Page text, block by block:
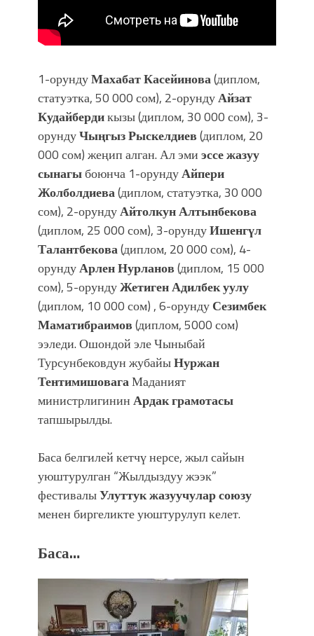
1-орундуМахабат Касейинова(диплом,
статуэтка, 50 000 сом), 2-орундуАйзат
Кудайбердикызы (диплом, 30 000 сом), 3-
орундуЧыңгыз Рыскелдиев(диплом, 20
000 сом) жеңип алган. Ал эмиэссе жазуу
сынагыбоюнча 1-орундуАйпери
Жолболдиева(диплом, статуэтка, 30 000
сом), 2-орундуАйтолкун Алтынбекова
(диплом, 25 000 сом), 3-орундуИшенгүл
Талантбекова(диплом, 20 000 сом), 4-
орундуАрлен Нурланов(диплом, 15 000
сом), 5-орундуЖетиген Адилбек уулу
(диплом, 10 000 сом) , 6-орундуСезимбек
Маматибраимов(диплом, 5000 сом)
ээледи. Ошондой эле Чыныбай
Турсунбековдун жубайыНуржан
ТентимишовагаМаданият
министрлигининАрдак грамотасы
тапшырылды.
Баса белгилей кетчү нерсе, жыл сайын
уюштурулган “Жылдыздуу жээк”
фестивалыУлуттук жазуучулар союзу
менен биргеликте уюштурулуп келет.
Баса…